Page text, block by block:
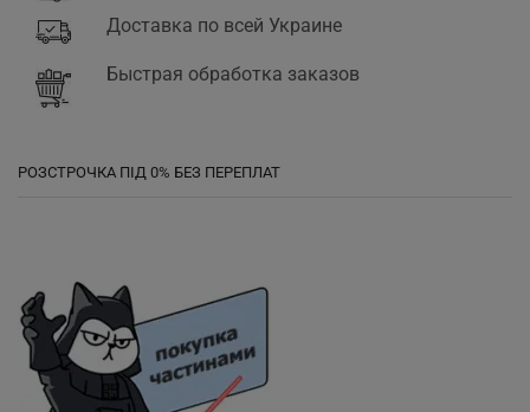
Доставка по всей Украине
Быстрая обработка заказов
РОЗСТРОЧКА ПІД 0% БЕЗ ПЕРЕПЛАТ